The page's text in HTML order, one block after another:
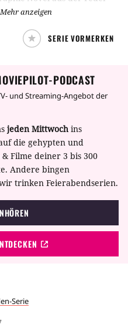
Dave Gibbons. Lost- und
Damon Lindelof
Kopf hinter der
einer alternativen
wie etwa den Vietnamkrieg
Mehr anzeigen
SERIE VORMERKEN
PODCAST
und Streaming-Angebot der
jeden Mittwoch ins
die gehypten und
Filme deiner 3 bis 300
Andere bingen
trinken Feierabendserien.
Serie